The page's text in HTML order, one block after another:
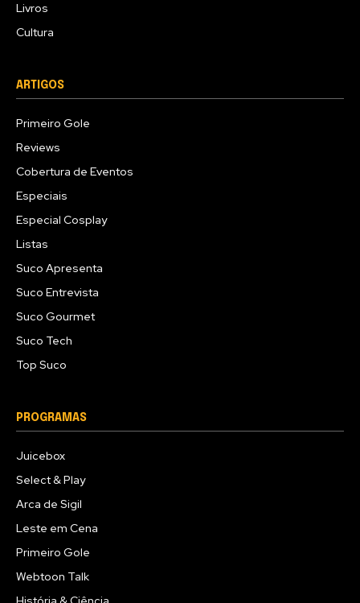
Livros
Cultura
ARTIGOS
Primeiro Gole
Reviews
Cobertura de Eventos
Especiais
Especial Cosplay
Listas
Suco Apresenta
Suco Entrevista
Suco Gourmet
Suco Tech
Top Suco
PROGRAMAS
Juicebox
Select & Play
Arca de Sigil
Leste em Cena
Primeiro Gole
Webtoon Talk